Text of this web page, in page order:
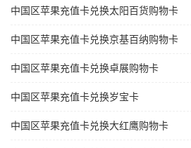
中国区苹果充值卡兑换太阳百货购物卡
中国区苹果充值卡兑换京基百纳购物卡
中国区苹果充值卡兑换卓展购物卡
中国区苹果充值卡兑换岁宝卡
中国区苹果充值卡兑换大红鹰购物卡